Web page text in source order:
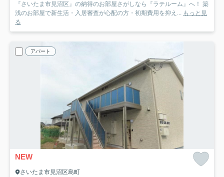
『さいたま市見沼区』の納得のお部屋さがしなら『ラテルーム』へ！ 築
浅のお部屋で新生活・入居審査が心配の方・初期費用を抑え... もっと見
る
アパート
NEW
さいたま市見沼区島町